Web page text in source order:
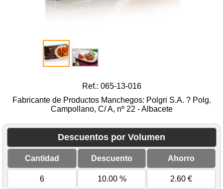
Ref.: 065-13-016
Fabricante de Productos Manchegos: Polgri S.A. ? Polg.
Campollano, C/ A, nº 22 - Albacete
Descuentos por Volumen
Cantidad Descuento Ahorro
6 10.00 % 2.60 €